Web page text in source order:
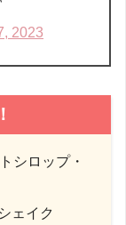
2023
シロップ・
ェイク